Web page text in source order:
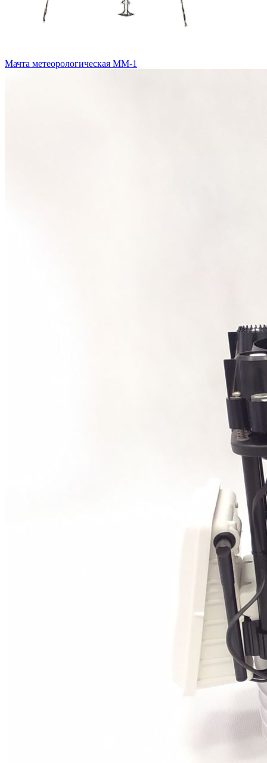
Мачта метеорологическая ММ-1